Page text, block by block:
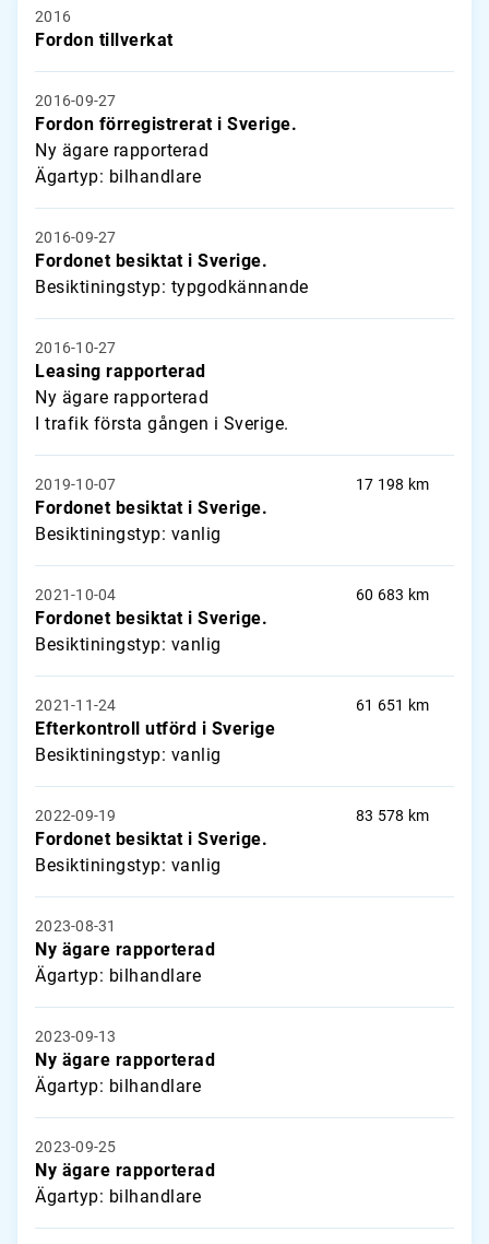
2016
Fordon tillverkat
2016-09-27
Fordon förregistrerat i Sverige.
Ny ägare rapporterad
Ägartyp: bilhandlare
2016-09-27
Fordonet besiktat i Sverige.
Besiktiningstyp: typgodkännande
2016-10-27
Leasing rapporterad
Ny ägare rapporterad
I trafik första gången i Sverige.
2019-10-07
Fordonet besiktat i Sverige.
Besiktiningstyp: vanlig
17 198 km
2021-10-04
Fordonet besiktat i Sverige.
Besiktiningstyp: vanlig
60 683 km
2021-11-24
Efterkontroll utförd i Sverige
Besiktiningstyp: vanlig
61 651 km
2022-09-19
Fordonet besiktat i Sverige.
Besiktiningstyp: vanlig
83 578 km
2023-08-31
Ny ägare rapporterad
Ägartyp: bilhandlare
2023-09-13
Ny ägare rapporterad
Ägartyp: bilhandlare
2023-09-25
Ny ägare rapporterad
Ägartyp: bilhandlare